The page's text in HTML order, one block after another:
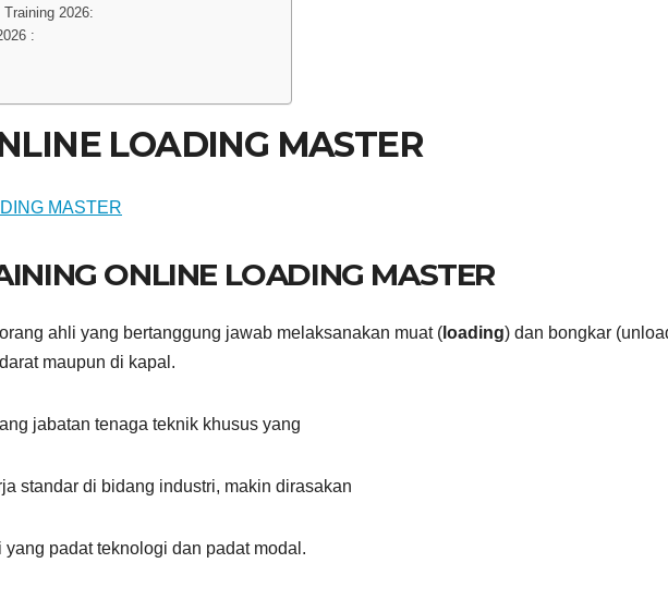
2026:
:
LOADING MASTER
ONLINE LOADING MASTER
ahli yang bertanggung jawab melaksanakan muat ( loading) dan bongkar
maupun di kapal.
jabatan tenaga teknik khusus yang
standar di bidang industri, makin dirasakan
padat teknologi dan padat modal.